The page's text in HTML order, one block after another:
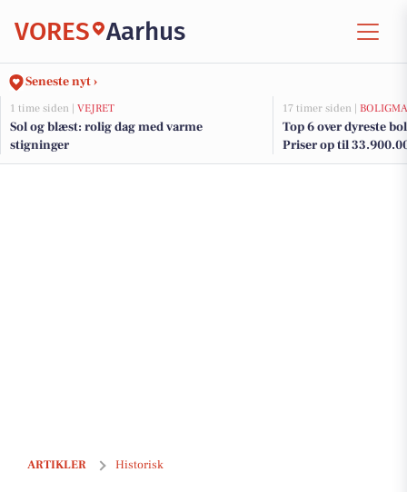
VORES Aarhus
Seneste nyt ›
1 time siden | VEJRET
Sol og blæst: rolig dag med varme
stigninger
17 timer siden |
Top 6 over dyreste
Priser op til
ARTIKLER Historisk
Derfor fejrer vi fastelavn